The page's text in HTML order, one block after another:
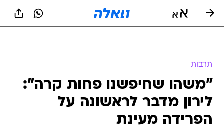
תרבות
"משהו שחיפשנו פחות קרה":
לירון מדבר לראשונה על
הפרידה מעינת